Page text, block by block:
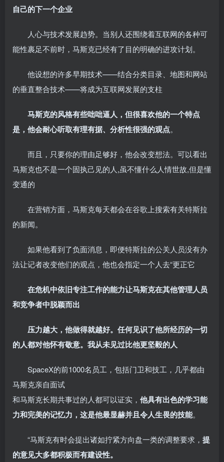
自己的下一个企业
人心与技术发展趋势。当别人还围绕着互联网的各种可
能性裹足不前时，马斯克已经有了目的明确的进攻计划。
他设想的许多早期技术——结合分类目录、地图和网站
的垂直整合技术——将成为互联网发展的支柱
马斯克的风格有些咄咄逼人，但很喜欢他的一个特点
是，他会耐心听取有理有据、分析性很强的观点。
而且，只要你的理由足够好，他会改变想法。可以看出
马斯克也不是一个固执己见的人,虽不懂什么人情世故,但是懂
变通的
在营销方面，马斯克每天都会在谷歌上搜索有关特斯拉
的新闻。
如果他看到了负面消息，即便特斯拉的公关人员没有办
法让记者改变他们的观点，他也会指定一个人去“更正它
在危机中依旧专注工作的能力让马斯克在其他管理人员
和竞争者中脱颖而出
压力越大，他做得就越好。任何见识了他所经历的一切
的人都对他怀有敬意。我从未见过比他更坚毅的人
SpaceX的前1000名员工，包括门卫和技工，几乎都由
马斯克亲自面试
和马斯克长期共事过的人都可以证实， 他具有出色的学习能
力和完美的记忆力，这是他最显赫并且令人生畏的技能。
“马斯克有时会提出诸如拧紧方向盘一类的调整要求， 提
的意见大多都积极而有建设性。